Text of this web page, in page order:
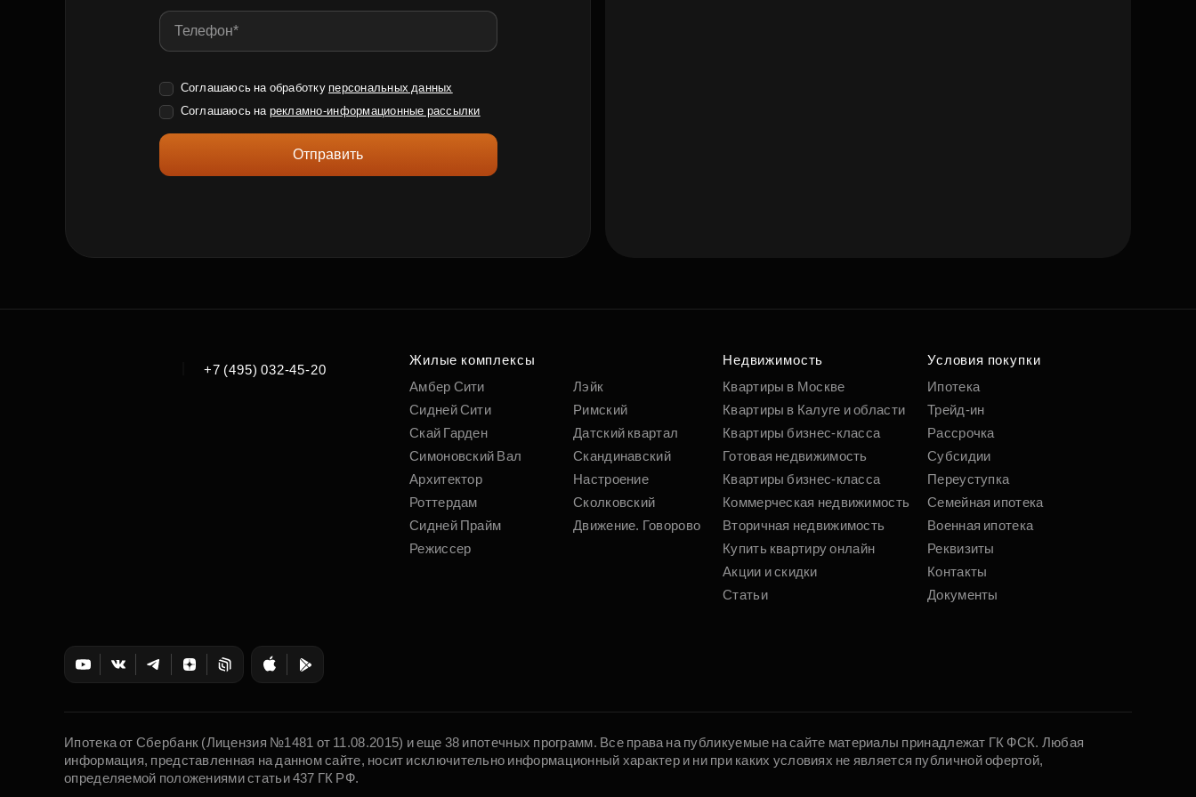
Соглашаюсь на обработку персональных данных
Соглашаюсь на рекламно-информационные рассылки
Отправить
+7 (495) 032-45-20
Жилые комплексы
Амбер Сити
Сидней Сити
Скай Гарден
Симоновский Вал
Архитектор
Роттердам
Сидней Прайм
Режиссер
Лэйк
Римский
Датский квартал
Скандинавский
Настроение
Сколковский
Движение. Говорово
Недвижимость
Квартиры в Москве
Квартиры в Калуге и области
Квартиры бизнес-класса
Готовая недвижимость
Квартиры бизнес-класса
Коммерческая недвижимость
Вторичная недвижимость
Купить квартиру онлайн
Акции и скидки
Статьи
Условия покупки
Ипотека
Трейд-ин
Рассрочка
Субсидии
Переуступка
Семейная ипотека
Военная ипотека
Реквизиты
Контакты
Документы
Ипотека от Сбербанк (Лицензия №1481 от 11.08.2015) и еще 38 ипотечных программ. Все права на публикуемые на сайте материалы принадлежат ГК ФСК. Любая
информация, представленная на данном сайте, носит исключительно информационный характер и ни при каких условиях не является публичной офертой,
определяемой положениями статьи 437 ГК РФ.